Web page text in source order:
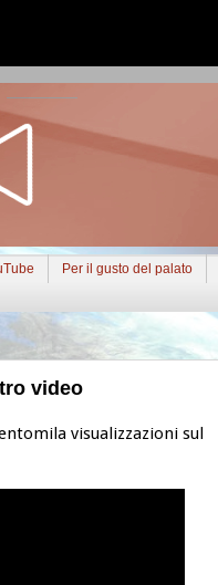
Per il gusto del palato
video
visualizzazioni sul